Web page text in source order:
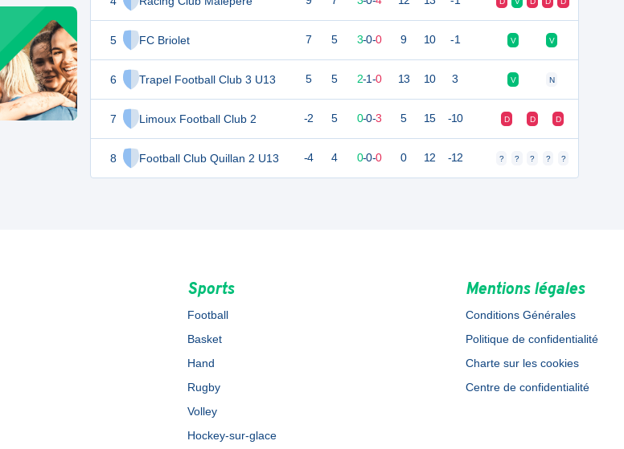
5 FC Briolet
6 Trapel Football Club 3 U13
7 Limoux Football Club 2
8 Football Club Quillan 2 U13
7 5 3-0-0 9 10 -1 V V
5 5 2-1-0 13 10 3 V N
-2 5 0-0-3 5 15 -10 D D D
-4 4 0-0-0 0 12 -12 ? ? ? ? ?
Sports
Football
Basket
Hand
Rugby
Volley
Hockey-sur-glace
Mentions légales
Conditions Générales
Politique de confidentialité
Charte sur les cookies
Centre de confidentialité